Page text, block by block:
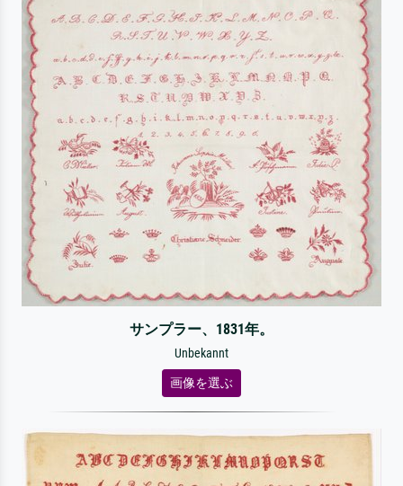
サンプラー、1831年。
Unbekannt
画像を選ぶ